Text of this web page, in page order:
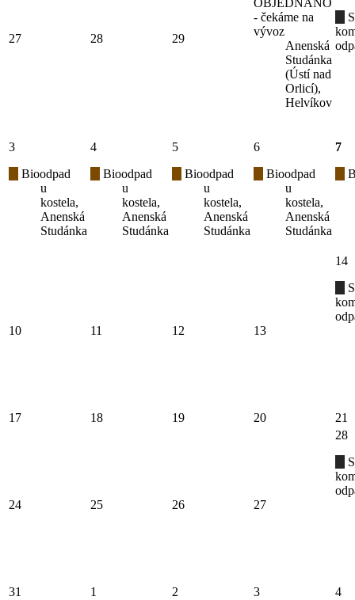
27 28 29
- čekáme na
vývoz
Anenská
Studánka
(Ústí nad
Orlicí),
Helvíkov
3
Bioodpad
u
kostela,
Anenská
Studánka
4
Bioodpad
u
kostela,
Anenská
Studánka
5
Bioodpad
u
kostela,
Anenská
Studánka
6
Bioodpad
u
kostela,
Anenská
Studánka
7
10 11 12 13
14
17 18 19 20 21
24 25 26 27
28
31 1 2 3
4